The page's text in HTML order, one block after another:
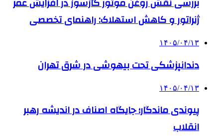
ژنراتور و کاهش استهلاک: راهنمای تخصصی
۱۴۰۵/۰۴/۱۳
دندانپزشکی تحت بیهوشی در شرق تهران
۱۴۰۵/۰۴/۱۳
پیوندی ماندگار؛ جایگاه اصناف در اندیشه رهبر
انقلاب